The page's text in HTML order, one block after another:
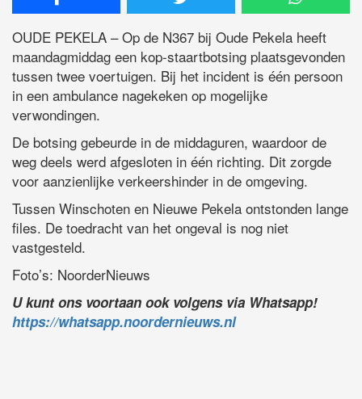
OUDE PEKELA – Op de N367 bij Oude Pekela heeft
maandagmiddag een kop-staartbotsing plaatsgevonden
tussen twee voertuigen. Bij het incident is één persoon
in een ambulance nagekeken op mogelijke
verwondingen.
De botsing gebeurde in de middaguren, waardoor de
weg deels werd afgesloten in één richting. Dit zorgde
voor aanzienlijke verkeershinder in de omgeving.
Tussen Winschoten en Nieuwe Pekela ontstonden lange
files. De toedracht van het ongeval is nog niet
vastgesteld.
Foto’s: NoorderNieuws
U kunt ons voortaan ook volgens via Whatsapp!
https://whatsapp.noordernieuws.nl